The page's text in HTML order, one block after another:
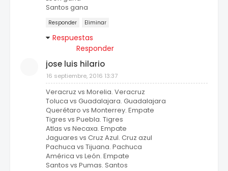
Santos gana
Responder Eliminar
Respuestas
Responder
jose luis hilario
16 septiembre, 2016 13:37
Veracruz vs Morelia. Veracruz
Toluca vs Guadalajara. Guadalajara
Querétaro vs Monterrey. Empate
Tigres vs Puebla. Tigres
Atlas vs Necaxa. Empate
Jaguares vs Cruz Azul. Cruz azul
Pachuca vs Tijuana. Pachuca
América vs León. Empate
Santos vs Pumas. Santos